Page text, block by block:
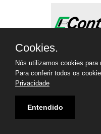
Cookies.
Nós utilizamos cookies para
Para conferir todos os
Privacidade
Entendido